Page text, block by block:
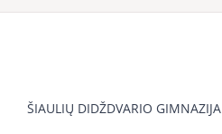
ŠIAULIŲ DIDŽDVARIO GIMNAZIJA